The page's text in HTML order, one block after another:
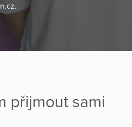
přijmout sami